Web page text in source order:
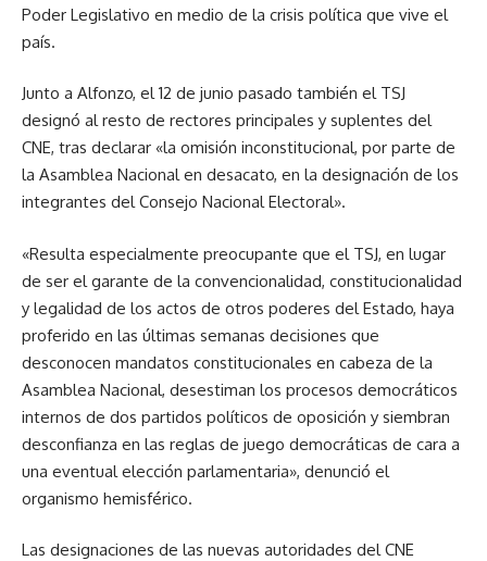
Poder Legislativo en medio de la crisis política que vive el
país.
Junto a Alfonzo, el 12 de junio pasado también el TSJ
designó al resto de rectores principales y suplentes del
CNE, tras declarar «la omisión inconstitucional, por parte de
la Asamblea Nacional en desacato, en la designación de los
integrantes del Consejo Nacional Electoral».
«Resulta especialmente preocupante que el TSJ, en lugar
de ser el garante de la convencionalidad, constitucionalidad
y legalidad de los actos de otros poderes del Estado, haya
proferido en las últimas semanas decisiones que
desconocen mandatos constitucionales en cabeza de la
Asamblea Nacional, desestiman los procesos democráticos
internos de dos partidos políticos de oposición y siembran
desconfianza en las reglas de juego democráticas de cara a
una eventual elección parlamentaria», denunció el
organismo hemisférico.
Las designaciones de las nuevas autoridades del CNE